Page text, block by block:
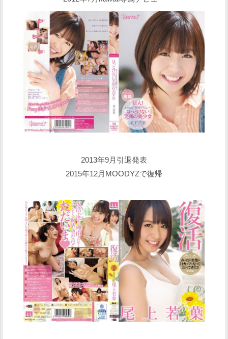
2013年9月引退発表
2015年12月MOODYZで復帰